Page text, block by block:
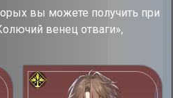
вы можете получить при
венец отваги»,